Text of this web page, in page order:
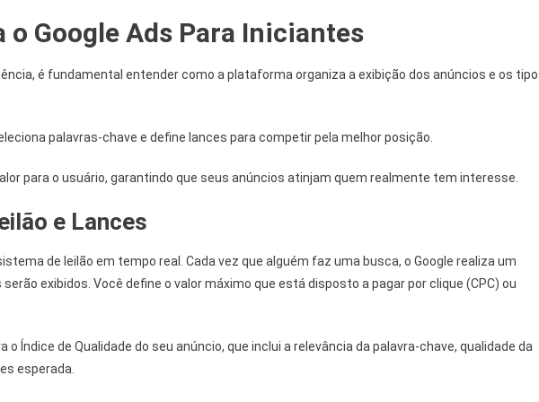
o Google Ads Para Iniciantes
é fundamental entender como a plataforma organiza a exibição dos anúncios e os
palavras-chave e define lances para competir pela melhor posição.
para o usuário, garantindo que seus anúncios atinjam quem realmente tem interesse.
e Lances
de leilão em tempo real. Cada vez que alguém faz uma busca, o Google realiza um
exibidos. Você define o valor máximo que está disposto a pagar por clique (CPC) ou
o Índice de Qualidade do seu anúncio, que inclui a relevância da palavra-chave, qualidade da
esperada.